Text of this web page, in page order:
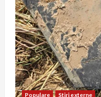
Populare Stiri externe